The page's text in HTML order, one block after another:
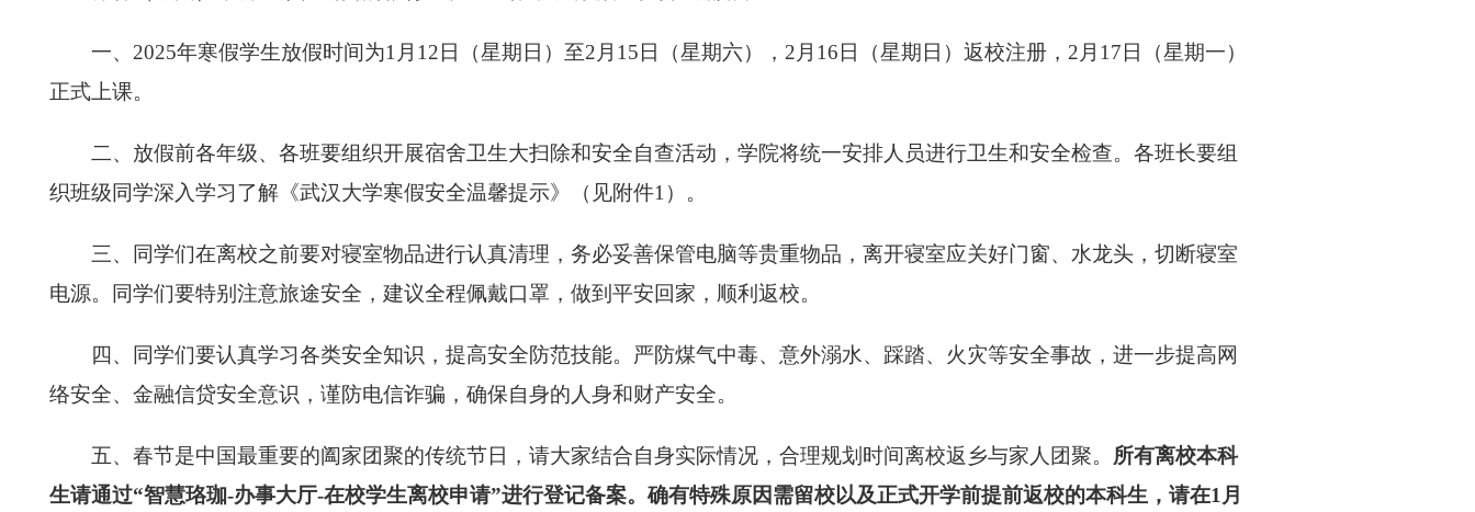
一、2025年寒假学生放假时间为1月12日（星期日）至2月15日（星期六），2月16日（星期日）返校注册，2月17日（星期一）
正式上课。
二、放假前各年级、各班要组织开展宿舍卫生大扫除和安全自查活动，学院将统一安排人员进行卫生和安全检查。各班长要组
织班级同学深入学习了解《武汉大学寒假安全温馨提示》（见附件1）。
三、同学们在离校之前要对寝室物品进行认真清理，务必妥善保管电脑等贵重物品，离开寝室应关好门窗、水龙头，切断寝室
电源。同学们要特别注意旅途安全，建议全程佩戴口罩，做到平安回家，顺利返校。
四、同学们要认真学习各类安全知识，提高安全防范技能。严防煤气中毒、意外溺水、踩踏、火灾等安全事故，进一步提高网
络安全、金融信贷安全意识，谨防电信诈骗，确保自身的人身和财产安全。
五、春节是中国最重要的阖家团聚的传统节日，请大家结合自身实际情况，合理规划时间离校返乡与家人团聚。
所有离校本科
生请通过“智慧珞珈-办事大厅-在校学生离校申请”进行登记备案。确有特殊原因需留校以及正式开学前提前返校的本科生，请在1月